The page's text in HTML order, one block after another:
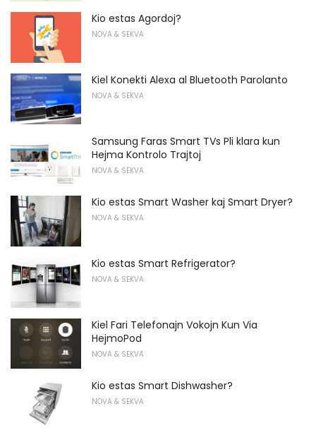
Kio estas Agordoj?
NOVA & SEKVA
Kiel Konekti Alexa al Bluetooth Parolanto
NOVA & SEKVA
Samsung Faras Smart TVs Pli klara kun
Hejma Kontrolo Trajtoj
NOVA & SEKVA
Kio estas Smart Washer kaj Smart Dryer?
NOVA & SEKVA
Kio estas Smart Refrigerator?
NOVA & SEKVA
Kiel Fari Telefonajn Vokojn Kun Via
HejmoPod
NOVA & SEKVA
Kio estas Smart Dishwasher?
NOVA & SEKVA